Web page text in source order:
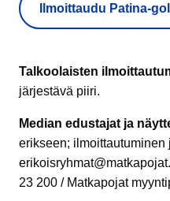
Ilmoittaudu Patina-
Talkoolaisten
järjestävä piiri.
Median edustajat ja
erikseen; ilmoittautuminen
23 200 / Matkapojat